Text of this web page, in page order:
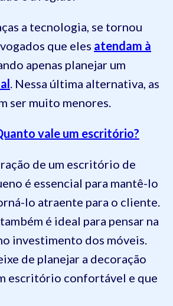
a tecnologia, se tornou
que eles atendam à
apenas planejar um
. Nessa última alternativa, as
ser muito menores.
vale um escritório?
de um escritório de
é essencial para mantê-lo
lo atraente para o cliente.
é ideal para pensar na
investimento dos móveis.
de planejar a decoração
escritório confortável e que